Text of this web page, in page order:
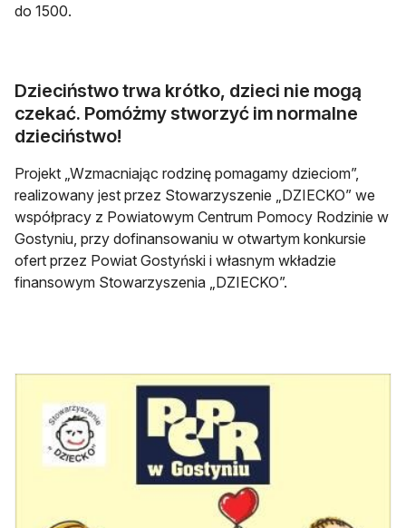
do 1500.
Dzieciństwo trwa krótko, dzieci nie mogą
czekać. Pomóżmy stworzyć im normalne
dzieciństwo!
Projekt „Wzmacniając rodzinę pomagamy dzieciom”,
realizowany jest przez Stowarzyszenie „DZIECKO” we
współpracy z Powiatowym Centrum Pomocy Rodzinie w
Gostyniu, przy dofinansowaniu w otwartym konkursie
ofert przez Powiat Gostyński i własnym wkładzie
finansowym Stowarzyszenia „DZIECKO”.